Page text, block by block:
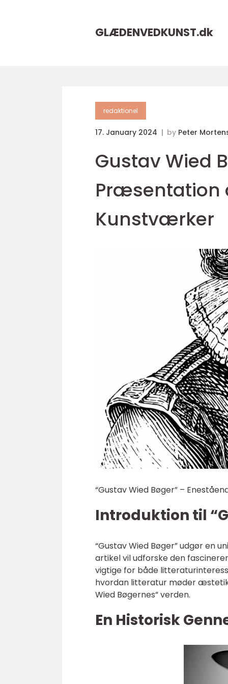
GLÆDENVEDKUNST.dk
redaktionel
17. January 2024 by Peter
Gustav Wied
Præsentation
Kunstværker
“Gustav Wied Bøger” –
Introduktion til
“Gustav Wied Bøger” udgør en
artikel vil udforske den
vigtige for både
hvordan litteratur møder
Wied Bøgernes” verden.
En Historisk